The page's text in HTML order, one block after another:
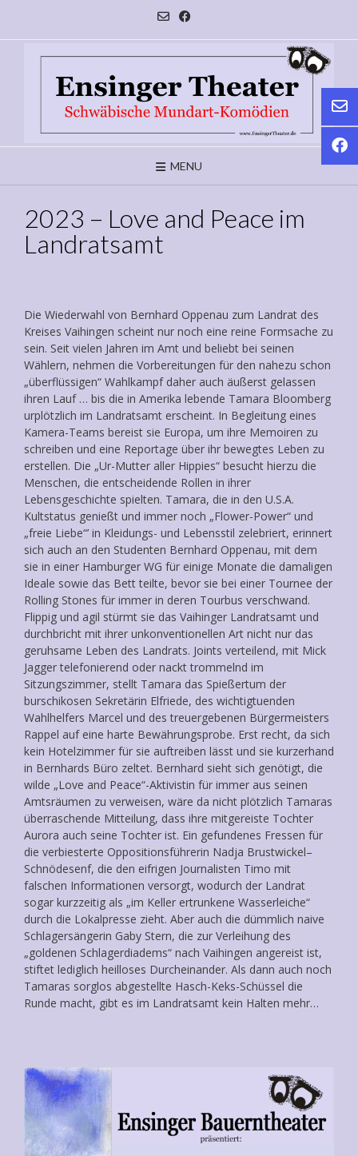
content
MENU
2023 – Love and Peace im
Landratsamt
Die Wiederwahl von Bernhard Oppenau zum Landrat des
Kreises Vaihingen scheint nur noch eine reine Formsache zu
sein. Seit vielen Jahren im Amt und beliebt bei seinen
Wählern, nehmen die Vorbereitungen für den nahezu schon
„überflüssigen“ Wahlkampf daher auch äußerst gelassen
ihren Lauf … bis die in Amerika lebende Tamara Bloomberg
urplötzlich im Landratsamt erscheint. In Begleitung eines
Kamera-Teams bereist sie Europa, um ihre Memoiren zu
schreiben und eine Reportage über ihr bewegtes Leben zu
erstellen. Die „Ur-Mutter aller Hippies“ besucht hierzu die
Menschen, die entscheidende Rollen in ihrer
Lebensgeschichte spielten. Tamara, die in den U.S.A.
Kultstatus genießt und immer noch „Flower-Power“ und
„freie Liebe“’ in Kleidungs- und Lebensstil zelebriert, erinnert
sich auch an den Studenten Bernhard Oppenau, mit dem
sie in einer Hamburger WG für einige Monate die damaligen
Ideale sowie das Bett teilte, bevor sie bei einer Tournee der
Rolling Stones für immer in deren Tourbus verschwand.
Flippig und agil stürmt sie das Vaihinger Landratsamt und
durchbricht mit ihrer unkonventionellen Art nicht nur das
geruhsame Leben des Landrats. Joints verteilend, mit Mick
Jagger telefonierend oder nackt trommelnd im
Sitzungszimmer, stellt Tamara das Spießertum der
burschikosen Sekretärin Elfriede, des wichtigtuenden
Wahlhelfers Marcel und des treuergebenen Bürgermeisters
Rappel auf eine harte Bewährungsprobe. Erst recht, da sich
kein Hotelzimmer für sie auftreiben lässt und sie kurzerhand
in Bernhards Büro zeltet. Bernhard sieht sich genötigt, die
wilde „Love and Peace“-Aktivistin für immer aus seinen
Amtsräumen zu verweisen, wäre da nicht plötzlich Tamaras
überraschende Mitteilung, dass ihre mitgereiste Tochter
Aurora auch seine Tochter ist. Ein gefundenes Fressen für
die verbiesterte Oppositionsführerin Nadja Brustwickel–
Schnödesenf, die den eifrigen Journalisten Timo mit
falschen Informationen versorgt, wodurch der Landrat
sogar kurzzeitig als „im Keller ertrunkene Wasserleiche“
durch die Lokalpresse zieht. Aber auch die dümmlich naive
Schlagersängerin Gaby Stern, die zur Verleihung des
„goldenen Schlagerdiadems“ nach Vaihingen angereist ist,
stiftet lediglich heilloses Durcheinander. Als dann auch noch
Tamaras sorglos abgestellte Hasch-Keks-Schüssel die
Runde macht, gibt es im Landratsamt kein Halten mehr…